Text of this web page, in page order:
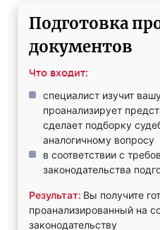
Подготовка
документов
Что входит:
специалист изучит
проанализирует
сделает подборку
аналогичному вопросу
в соответствии с
законодательства
Результат: Вы получите
проанализированный на
законодательству